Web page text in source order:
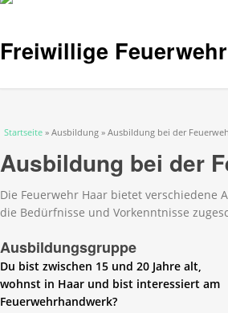
Freiwillige
Sie sind hier
Startseite » Ausbildung » Ausbildung bei der
Ausbildung bei der
Die Feuerwehr Haar bietet verschiedene
die Bedürfnisse und Vorkenntnisse
Ausbildungsgruppe
Du bist zwischen 15 und 20 Jahre alt,
wohnst in Haar und bist interessiert am
Feuerwehrhandwerk?